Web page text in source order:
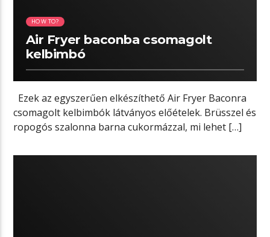
HOW TO?
Air Fryer baconba csomagolt
kelbimbó
Ezek az egyszerűen elkészíthető Air Fryer Baconra
csomagolt kelbimbók látványos előételek. Brüsszel és
ropogós szalonna barna cukormázzal, mi lehet […]